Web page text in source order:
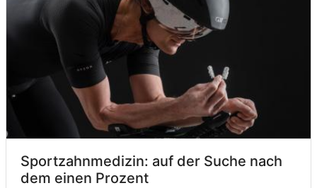
Sportzahnmedizin: auf der Suche nach
dem einen Prozent